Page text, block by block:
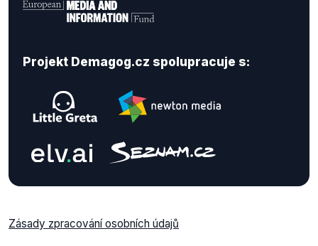
Projekt Demagog.cz spolupracuje s:
Zásady zpracování osobních údajů